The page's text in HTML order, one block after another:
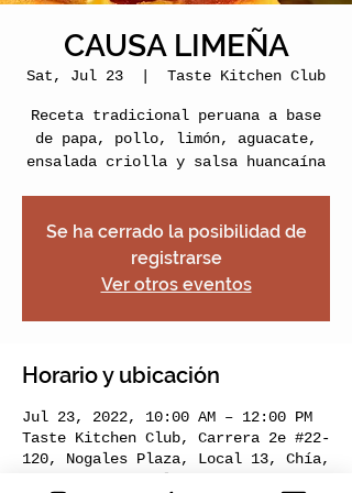
CAUSA LIMEÑA
Sat, Jul 23 Taste Kitchen Club
Receta tradicional peruana a base
de papa, pollo, limón, aguacate,
ensalada criolla y salsa huancaína
Se ha cerrado la posibilidad de
registrarse
Ver otros eventos
Horario y ubicación
Jul 23, 2022, 10:00 AM – 12:00 PM
Taste Kitchen Club, Carrera 2e #22-
120, Nogales Plaza, Local 13, Chía,